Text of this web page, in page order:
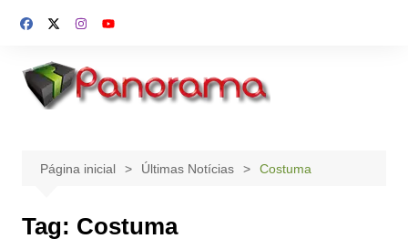
para
conteúdo
Página inicial Últimas Notícias Costuma
Tag: Costuma